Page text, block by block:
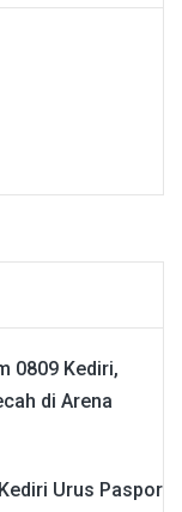
0809 Kediri,
di Arena
Urus Paspor